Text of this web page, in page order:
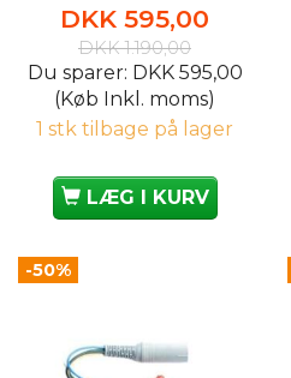
DKK 595,00
DKK 1.190,00
Du sparer: DKK 595,00
(Køb Inkl. moms)
1 stk tilbage på lager
LÆG I KURV
-50%